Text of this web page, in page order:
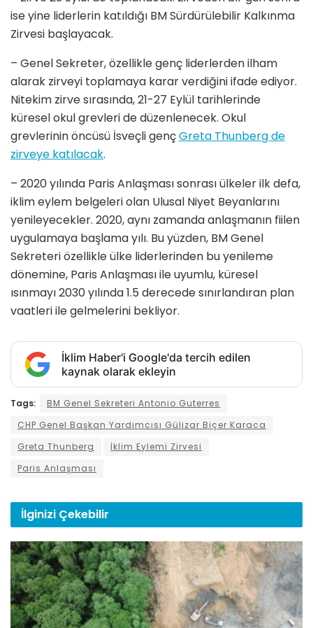
ise yine liderlerin katıldığı BM Sürdürülebilir Kalkınma
Zirvesi başlayacak.
– Genel Sekreter, özellikle genç liderlerden ilham
alarak zirveyi toplamaya karar verdiğini ifade ediyor.
Nitekim zirve sırasında, 21-27 Eylül tarihlerinde
küresel okul grevleri de düzenlenecek. Okul
grevlerinin öncüsü İsveçli gençGreta Thunberg de
zirveye katılacak.
– 2020 yılında Paris Anlaşması sonrası ülkeler ilk defa,
iklim eylem belgeleri olan Ulusal Niyet Beyanlarını
yenileyecekler. 2020, aynı zamanda anlaşmanın fiilen
uygulamaya başlama yılı. Bu yüzden, BM Genel
Sekreteri özellikle ülke liderlerinden bu yenileme
dönemine, Paris Anlaşması ile uyumlu, küresel
ısınmayı 2030 yılında 1.5 derecede sınırlandıran plan
vaatleri ile gelmelerini bekliyor.
İklim Haber'i Google'da tercih edilen
kaynak olarak ekleyin
Tags:
BM Genel Sekreteri Antonio Guterres
CHP Genel Başkan Yardımcısı Gülizar Biçer Karaca
Greta Thunberg
İklim Eylemi Zirvesi
Paris Anlaşması
İlginizi Çekebilir